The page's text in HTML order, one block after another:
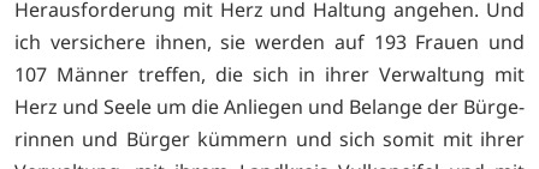
Herausforderung mit Herz und Haltung angehen. Und
ich versichere ihnen, sie werden auf 193 Frauen und
107 Männer treffen, die sich in ihrer Verwaltung mit
Herz und Seele um die Anliegen und Belange der Bürge­
rinnen und Bürger kümmern und sich so­mit mit ihrer